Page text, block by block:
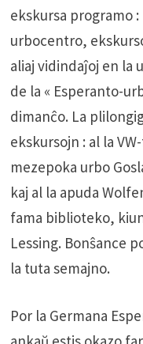
ekskursa programo
urbocentro,
aliaj vidindaĵoj en la
de la « Esperanto-
dimanĉo. La
ekskursojn : al la
mezepoka urbo
kaj al la apuda
fama biblioteko,
Lessing. Bonŝance
la tuta semajno.
Por la Germana